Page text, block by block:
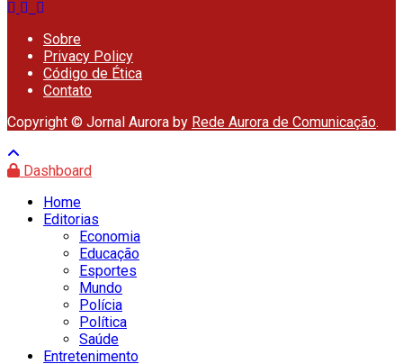
Sobre
Privacy Policy
Código de Ética
Contato
Copyright © Jornal Aurora by Rede Aurora de Comunicação.
Dashboard
Home
Editorias
Economia
Educação
Esportes
Mundo
Polícia
Política
Saúde
Entretenimento